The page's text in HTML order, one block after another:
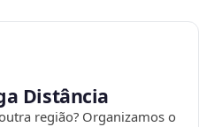
Distância
região? Organizamos o